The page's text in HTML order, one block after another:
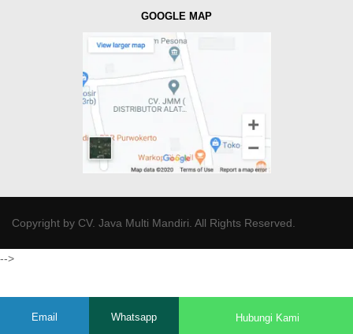
GOOGLE MAP
Copyright by CV. Java Multi Mandiri. All Rights Reserved.
Email Whatsapp Hubungi Kami
-->